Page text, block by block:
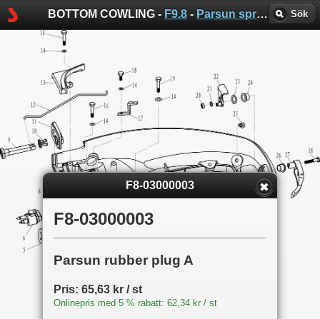
BOTTOM COWLING - F9.8 - Parsun sprängskisser Sök
F8-03000003
F8-03000003
Parsun rubber plug A
Pris: 65,63 kr / st
Onlinepris med 5 % rabatt: 62,34 kr / st